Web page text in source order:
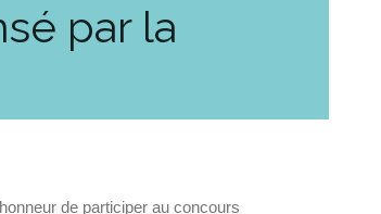
par la
de participer au concours